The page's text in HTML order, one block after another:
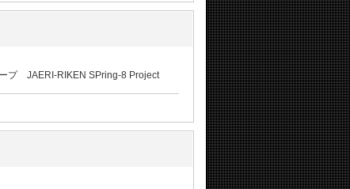
プ JAERI-RIKEN SPring-8 Project